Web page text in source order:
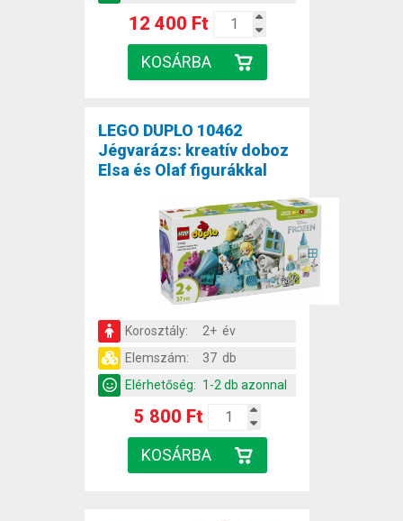
12 400 Ft
LEGO DUPLO 10462
Jégvarázs: kreatív doboz
Elsa és Olaf figurákkal
Korosztály:
2+ év
Elemszám:
37 db
Elérhetőség: 1-2 db azonnal
5 800 Ft